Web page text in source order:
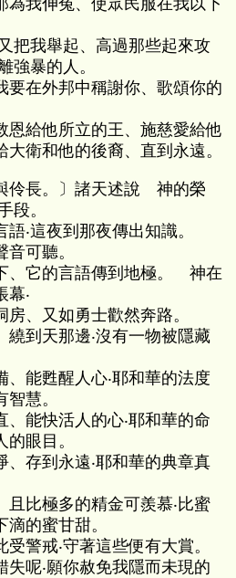
我伸冤、使眾民服在我以下
把我舉起、高過那些起來攻
強暴的人。
要在外邦中稱謝你、歌頌你的
恩給他所立的王、施慈愛給他
大衛和他的後裔、直到永遠。
伶長。〕諸天述說 神的榮
段。
‧這夜到那夜傳出知識。
可聽。
、它的言語傳到地極。 神在
幕‧
、又如勇士歡然奔路。
繞到天那邊‧沒有一物被隱藏
、能甦醒人心‧耶和華的法度
慧。
、能快活人的心‧耶和華的命
眼目。
、存到永遠‧耶和華的典章真
且比極多的精金可羨慕‧比蜜
的蜜甘甜。
警戒‧守著這些便有大賞。
失呢‧願你赦免我隱而未現的